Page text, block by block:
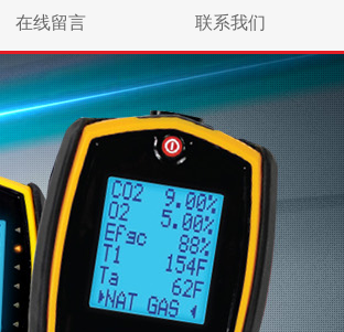
在线留言 联系我们